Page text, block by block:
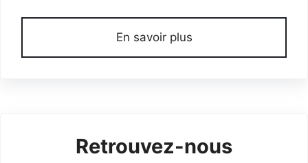
En savoir plus
Retrouvez-nous